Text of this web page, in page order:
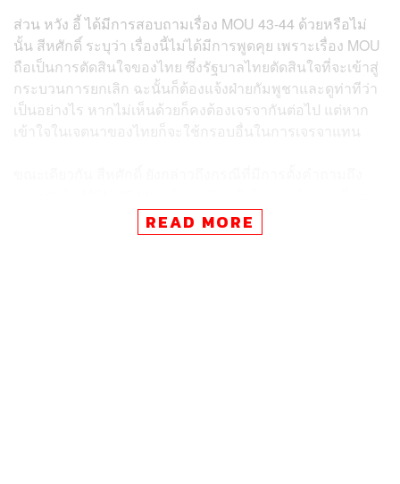
ส่วน หวัง อี้ ได้มีการสอบถามเรื่อง MOU 43-44 ด้วยหรือไม่
นั้น สีหศักดิ์ ระบุว่า เรื่องนี้ไม่ได้มีการพูดคุย เพราะเรื่อง MOU
ถือเป็นการตัดสินใจของไทย ซึ่งรัฐบาลไทยตัดสินใจที่จะเข้าสู่
กระบวนการยกเลิก ฉะนั้นก็ต้องแจ้งฝ่ายกัมพูชาและดูท่าทีว่า
เป็นอย่างไร หากไม่เห็นด้วยก็คงต้องเจรจากันต่อไป แต่หาก
เข้าใจในเจตนาของไทยก็จะใช้กรอบอื่นในการเจรจาแทน
โดยย้ำว่า การที่ไทยจะยกเลิก รัฐบาลไทยรู้ว่าจะเดินหน้า
อย่างไรต่อไป ซึ่งเรื่องนี้อาจจะมีกรอบความร่วมมือใหม่ที่ดี
READ MORE